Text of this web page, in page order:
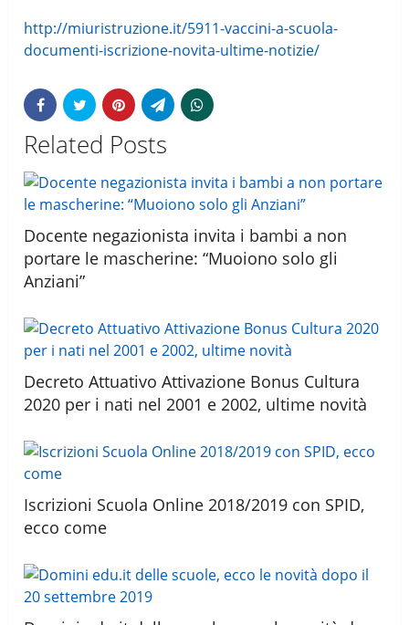
http://miuristruzione.it/5911-vaccini-a-scuola-
documenti-iscrizione-novita-ultime-notizie/
Related Posts
Docente negazionista invita i bambi a non
portare le mascherine: “Muoiono solo gli
Anziani”
Decreto Attuativo Attivazione Bonus Cultura
2020 per i nati nel 2001 e 2002, ultime novità
Iscrizioni Scuola Online 2018/2019 con SPID,
ecco come